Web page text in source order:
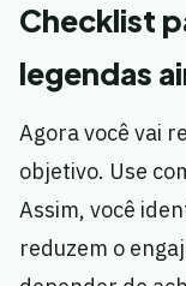
Checklist
legendas
Agora você vai
objetivo. Use
Assim, você
reduzem o